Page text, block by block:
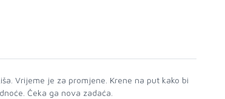
Vrijeme je za promjene. Krene na put kako bi
Čeka ga nova zadaća.